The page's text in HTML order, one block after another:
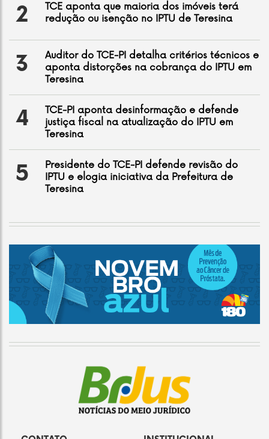
2
TCE aponta que maioria dos imóveis terá
redução ou isenção no IPTU de Teresina
3
Auditor do TCE-PI detalha critérios técnicos e
aponta distorções na cobrança do IPTU em
Teresina
4
TCE-PI aponta desinformação e defende
justiça fiscal na atualização do IPTU em
Teresina
5
Presidente do TCE-PI defende revisão do
IPTU e elogia iniciativa da Prefeitura de
Teresina